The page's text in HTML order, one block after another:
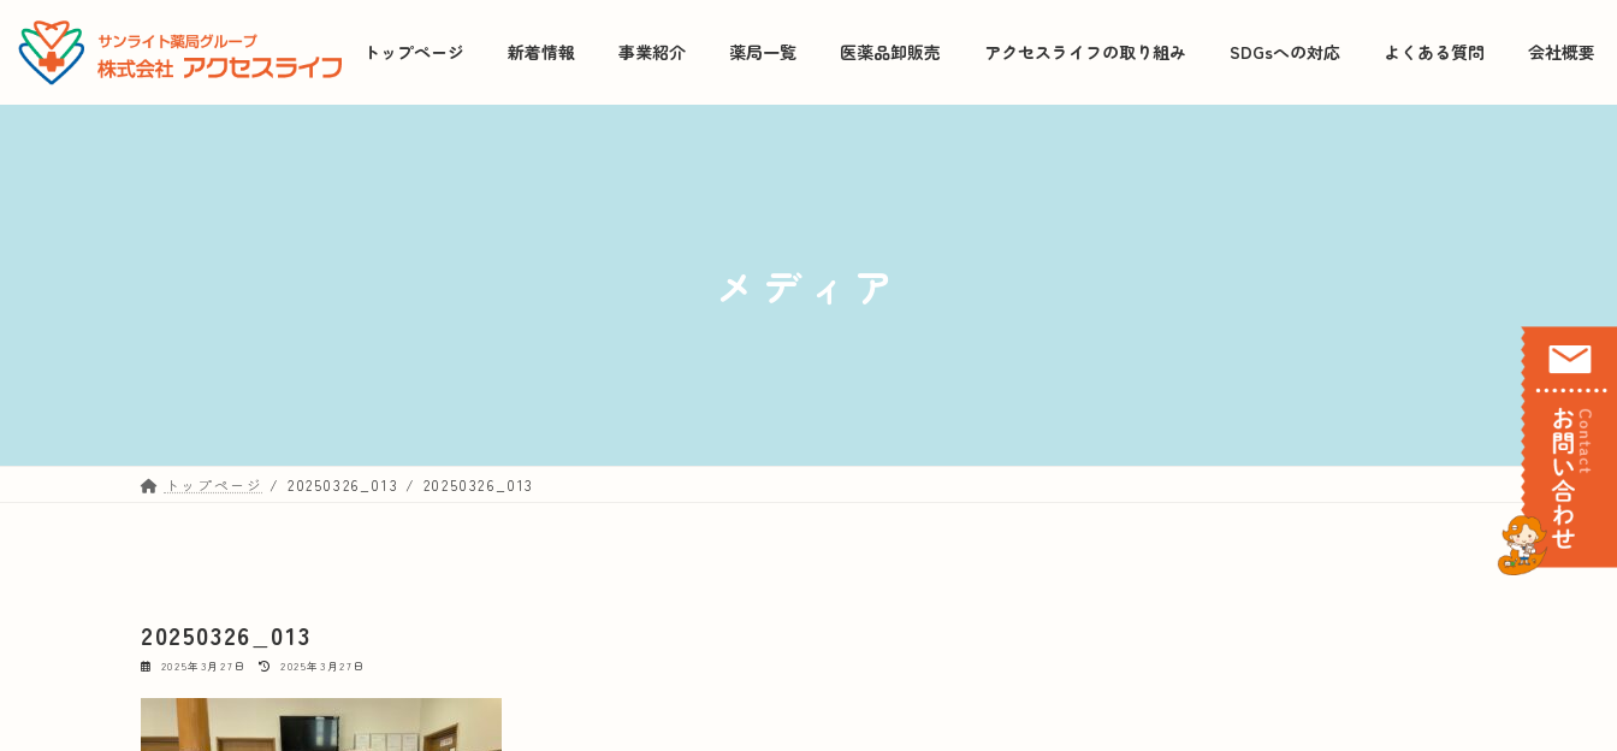
ン
ン
ビ
ー
トップページ 新着情報 事業紹介 薬局一覧 医薬品卸販売 アクセスライフの取り組み SDGsへの対応 よくある質問 会社概要
メディア
トップページ 20250326_013 20250326_013
20250326_013
2025年3月27日
最
更
新
日
時
2025年3月27日